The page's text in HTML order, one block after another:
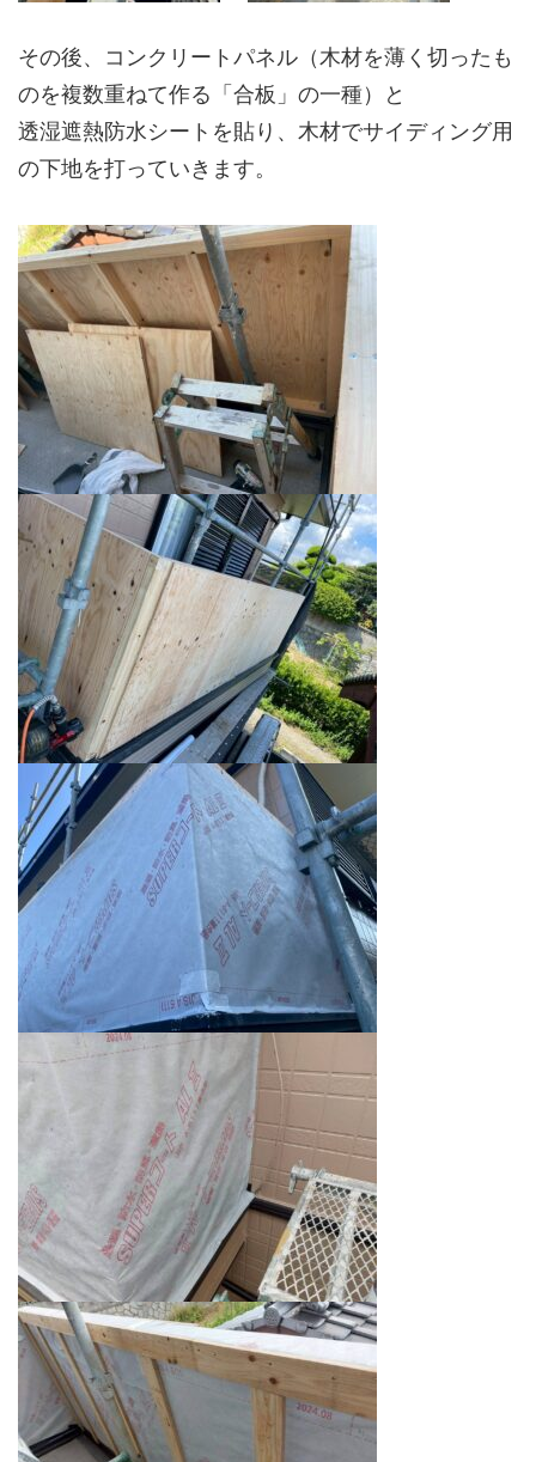
その後、コンクリートパネル（木材を薄く切ったも
のを複数重ねて作る「合板」の一種）と
透湿遮熱防水シートを貼り、木材でサイディング用
の下地を打っていきます。